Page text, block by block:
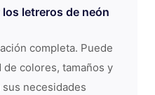
letreros de neón
completa. Puede
colores, tamaños y
necesidades